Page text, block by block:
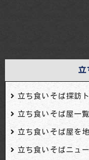
立
立ち食いそば探訪
立ち食いそば屋一覧
立ち食いそば屋を
立ち食いそばニュ